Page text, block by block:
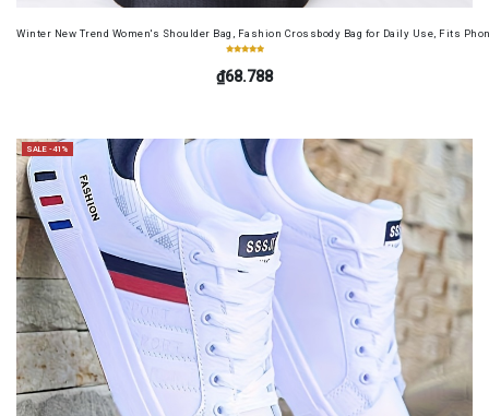
Winter New Trend Women's Shoulder Bag, Fashion Crossbody Bag for Daily Use, Fits
₫68.788
SALE -41%